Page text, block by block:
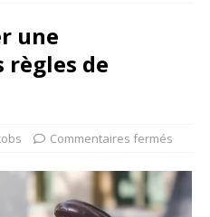
une
de
Commentaires fermés